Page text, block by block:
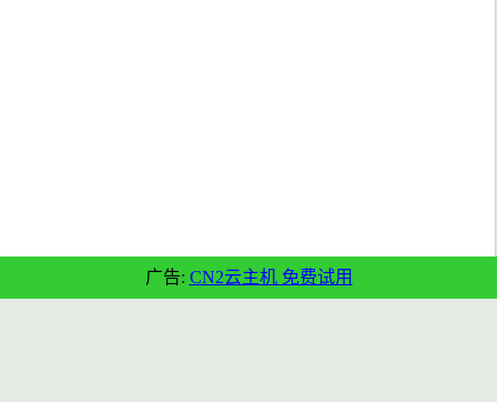
广告: CN2云主机 免费试用